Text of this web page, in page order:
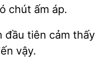
chút ấm áp.
đầu
cảm thấy
vậy.